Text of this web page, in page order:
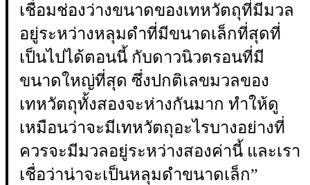
เชื่อมช่องว่างขนาดของเทหวัตถุที่มีมวล
อยู่ระหว่างหลุมดำที่มีขนาดเล็กที่สุดที่
เป็นไปได้ตอนนี้ กับดาวนิวตรอนที่มี
ขนาดใหญ่ที่สุด ซึ่งปกติเลขมวลของ
เทหวัตถุทั้งสองจะห่างกันมาก ทำให้ดู
เหมือนว่าจะมีเทหวัตถุอะไรบางอย่างที่
ควรจะมีมวลอยู่ระหว่างสองค่านี้ และเรา
เชื่อว่าน่าจะเป็นหลุมดำขนาดเล็ก”